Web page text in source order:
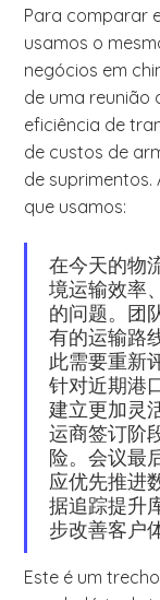
Para comparar
usamos o
negócios em
de uma reunião
eficiência de
de custos de
de suprimentos.
que usamos:
在今天的物
境运输效率
的问题。团
有的运输路
此需要重新
针对近期港
建立更加灵
运商签订阶
险。会议最
应优先推进
据追踪提升
步改善客户
Este é um